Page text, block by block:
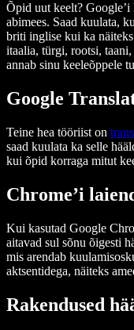
Õpid uut keelt?
abimees. Saad kuulata,
briti inglise kui ka
itaalia, türgi, rootsi,
annab sinu keeleõppele
Google
Teine hea tööriist on
saad kuulata ka selle
kui õpid korraga mitut
Chrome’i
Kui kasutad Google
aitavad sul sõnu õigesti
mis arendab
aktsentidega, näiteks
Rakendused